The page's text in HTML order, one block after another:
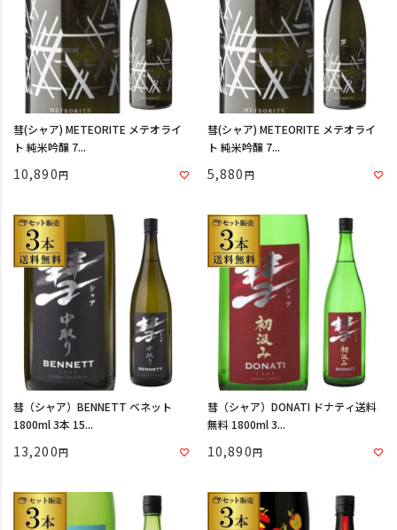
彗(シャア) METEORITE メテオライ
ト 純米吟醸 7...
10,890
彗(シャア) METEORITE メテオライ
ト 純米吟醸 7...
5,880
彗（シャア）BENNETT ベネット
1800ml 3本 15...
13,200
彗（シャア）DONATI ドナティ送料
無料 1800ml 3...
10,890